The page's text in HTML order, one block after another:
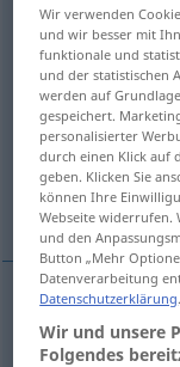
lavette [lavɛt]f
Übersicht aller
(Für mehr Details
Spültuch,
Waschlappen
Spültuchn
Wir verwenden
und wir besser mit
funktionale und
und der statistischen
werden auf
gespeichert.
personalisierter
durch einen Klick auf
geben. Klicken Sie
können Ihre
Webseite widerrufen.
und den
Button „Mehr
Datenverarbeitung
Datenschutzerklärung
Wir und unsere
Folgendes